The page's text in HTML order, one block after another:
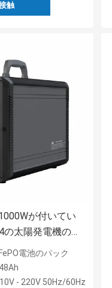
触
が付いてい
太陽発電機の電
電池のパック
- 220V 50Hz/60Hz